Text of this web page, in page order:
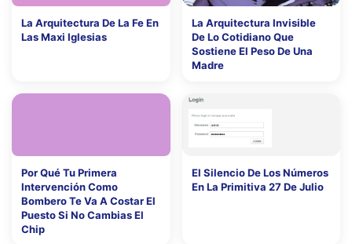
La Arquitectura De La Fe En
Las Maxi Iglesias
La Arquitectura Invisible
De Lo Cotidiano Que
Sostiene El Peso De Una
Madre
Por Qué Tu Primera
Intervención Como
Bombero Te Va A Costar El
Puesto Si No Cambias El
Chip
El Silencio De Los Números
En La Primitiva 27 De Julio